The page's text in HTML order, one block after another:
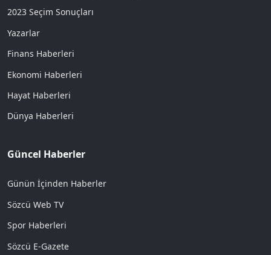
2023 Seçim Sonuçları
Yazarlar
Finans Haberleri
Ekonomi Haberleri
Hayat Haberleri
Dünya Haberleri
Güncel Haberler
Günün İçinden Haberler
Sözcü Web TV
Spor Haberleri
Sözcü E-Gazete